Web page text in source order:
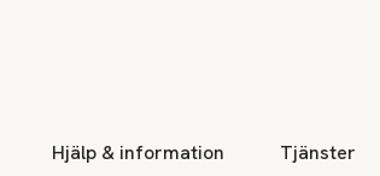
Hjälp & information Tjänster